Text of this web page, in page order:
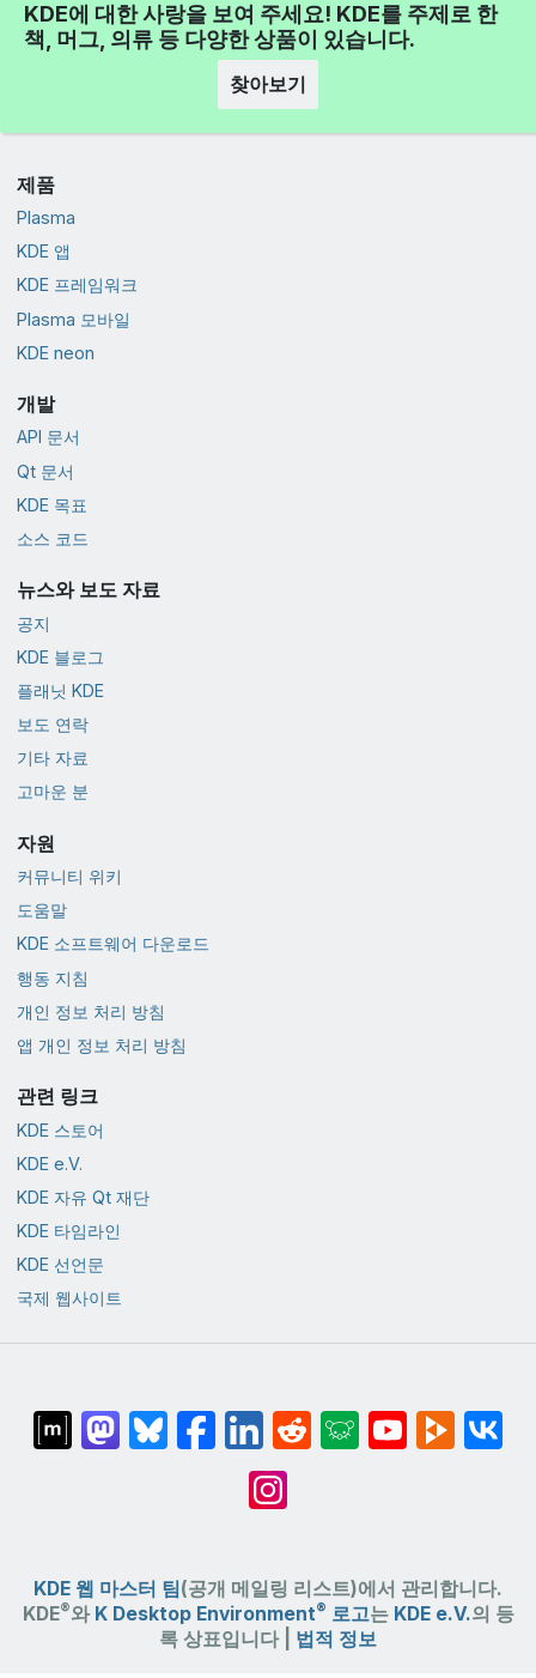
KDE에 대한 사랑을 보여 주세요! KDE를 주제로 한
책, 머그, 의류 등 다양한 상품이 있습니다.
찾아보기
제품
Plasma
KDE 앱
KDE 프레임워크
Plasma 모바일
KDE neon
개발
API 문서
Qt 문서
KDE 목표
소스 코드
뉴스와 보도 자료
공지
KDE 블로그
플래닛 KDE
보도 연락
기타 자료
고마운 분
자원
커뮤니티 위키
도움말
KDE 소프트웨어 다운로드
행동 지침
개인 정보 처리 방침
앱 개인 정보 처리 방침
관련 링크
KDE 스토어
KDE e.V.
KDE 자유 Qt 재단
KDE 타임라인
KDE 선언문
국제 웹사이트
KDE 웹 마스터 팀(공개 메일링 리스트)에서 관리합니다.
KDE®와 K Desktop Environment® 로고는 KDE e.V.의 등
록 상표입니다 | 법적 정보